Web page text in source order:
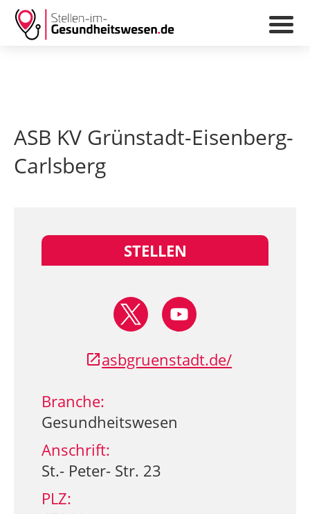
ASB KV Grünstadt-Eisenberg-
Carlsberg
STELLEN
asbgruenstadt.de/
Branche:
Gesundheitswesen
Anschrift:
St.- Peter- Str. 23
PLZ: